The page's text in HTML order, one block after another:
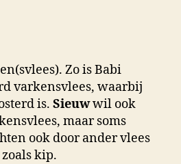
Zo is Babi
varkensvlees, waarbij
is. Sieuwwil ook
maar soms
ook door ander vlees
kip.